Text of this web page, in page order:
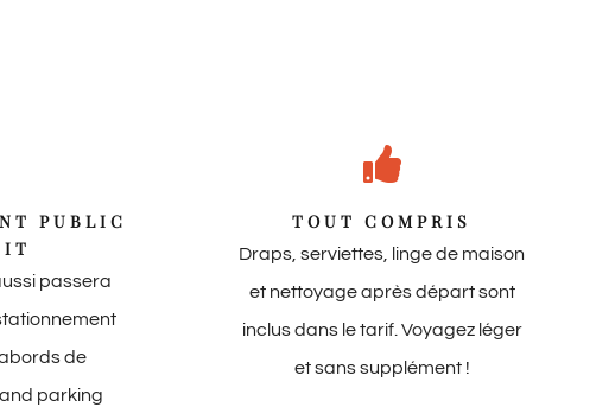
PUBLIC
passera
de
parking
TOUT COMPRIS
Draps, serviettes, linge de maison
et nettoyage après départ sont
inclus dans le tarif. Voyagez léger
et sans supplément !